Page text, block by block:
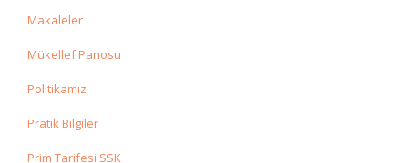
Makaleler
Mükellef Panosu
Politikamız
Pratik Bilgiler
Prim Tarifesi SSK